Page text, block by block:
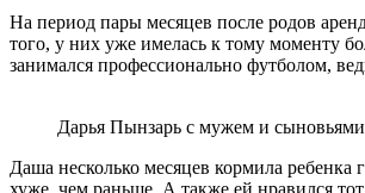
На период пары месяцев после родов
того, у них уже имелась к тому моменту
занимался профессионально футболом,
Дарья Пынзарь с мужем и сыновьями
Даша несколько месяцев кормила
хуже, чем раньше. А также ей нравился